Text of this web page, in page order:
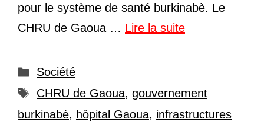
pour le système de santé burkinabè. Le
CHRU de Gaoua … Lire la suite
Catégories
Société
Étiquettes
CHRU de Gaoua, gouvernement
burkinabè, hôpital Gaoua, infrastructures